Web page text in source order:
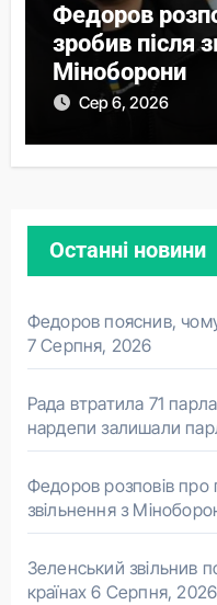
Федоров
зробив після
Міноборони
Сер 6, 2026
Останні новини
Федоров пояснив,
7 Серпня, 2026
Рада втратила 71
нардепи залишали
Федоров розповів
звільнення з
Зеленський звільнив
країнах 6 Серпня, 2026